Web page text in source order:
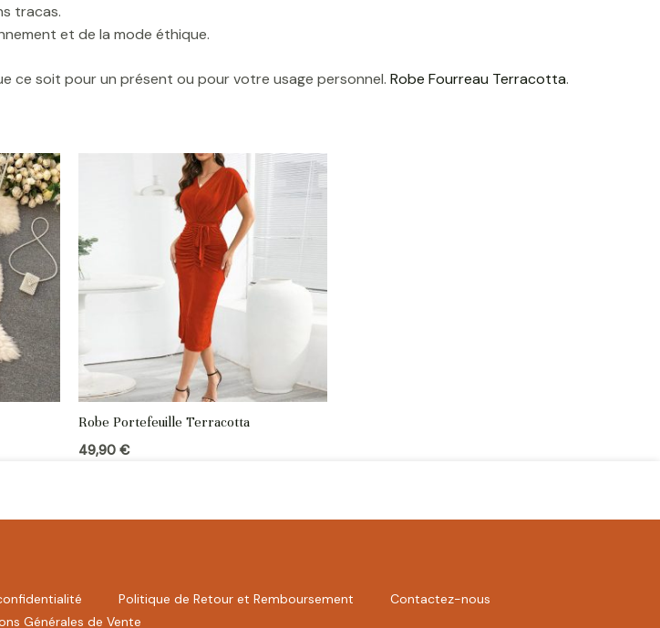
tracas.
et de la mode éthique.
ce soit pour un présent ou pour votre usage personnel. Robe Fourreau Terracotta.
Robe Portefeuille Terracotta
49,90 €
Politique de Retour et Remboursement
Contactez-nous
Générales de Vente